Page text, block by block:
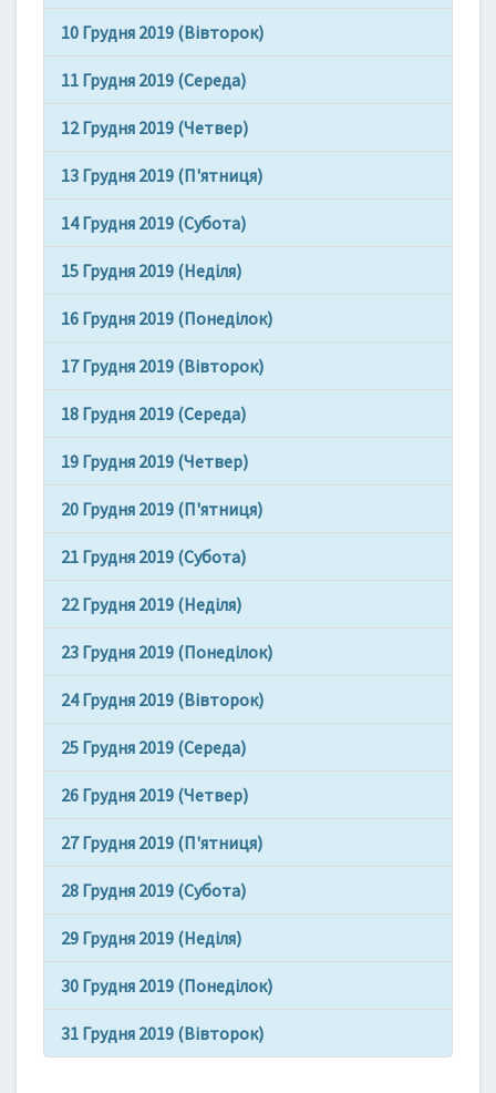
Д
Н
І
Л
В
О
10 Грудня 2019 (Вівторок)
11 Грудня 2019 (Середа)
12 Грудня 2019 (Четвер)
13 Грудня 2019 (П'ятниця)
14 Грудня 2019 (Субота)
15 Грудня 2019 (Неділя)
16 Грудня 2019 (Понеділок)
17 Грудня 2019 (Вівторок)
18 Грудня 2019 (Середа)
19 Грудня 2019 (Четвер)
20 Грудня 2019 (П'ятниця)
21 Грудня 2019 (Субота)
22 Грудня 2019 (Неділя)
23 Грудня 2019 (Понеділок)
24 Грудня 2019 (Вівторок)
25 Грудня 2019 (Середа)
26 Грудня 2019 (Четвер)
27 Грудня 2019 (П'ятниця)
28 Грудня 2019 (Субота)
29 Грудня 2019 (Неділя)
30 Грудня 2019 (Понеділок)
31 Грудня 2019 (Вівторок)